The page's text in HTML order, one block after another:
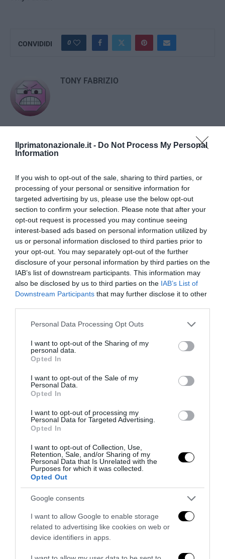
Ilprimatonazionale.it - Do Not Process My Personal
Information
If you wish to opt-out of the sale, sharing to third parties, or
processing of your personal or sensitive information for
targeted advertising by us, please use the below opt-out
section to confirm your selection. Please note that after your
opt-out request is processed you may continue seeing
interest-based ads based on personal information utilized by
us or personal information disclosed to third parties prior to
your opt-out. You may separately opt-out of the further
disclosure of your personal information by third parties on the
IAB’s list of downstream participants. This information may
also be disclosed by us to third parties on the IAB’s List of
Downstream Participants that may further disclose it to other
Please note that this website/app uses one or more Google
not limited to your visit or usage behaviour. You may click to
grant or deny consent to Google and its third-party tags to
use your data for below specified purposes in below Google
consent section.
Personal Data Processing Opt Outs
I want to opt-out of the Sharing of my
personal data.
Opted In
I want to opt-out of the Sale of my
Personal Data.
Opted In
I want to opt-out of processing my
Personal Data for Targeted Advertising.
Opted In
I want to opt-out of Collection, Use,
Retention, Sale, and/or Sharing of my
Personal Data that Is Unrelated with the
Purposes for which it was collected.
Opted Out
Google consents
I want to allow Google to enable storage
related to advertising like cookies on web or
device identifiers in apps.
CONVIDIDI 0
TONY FABRIZIO
previous post
next post
Eureka Street, un romanzo per capire Belfast
YOU MAY ALSO LIKE
l’antifascismo copia il fascismo